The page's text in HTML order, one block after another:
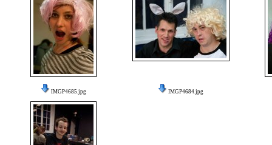
IMGP4685.jpg IMGP4684.jpg